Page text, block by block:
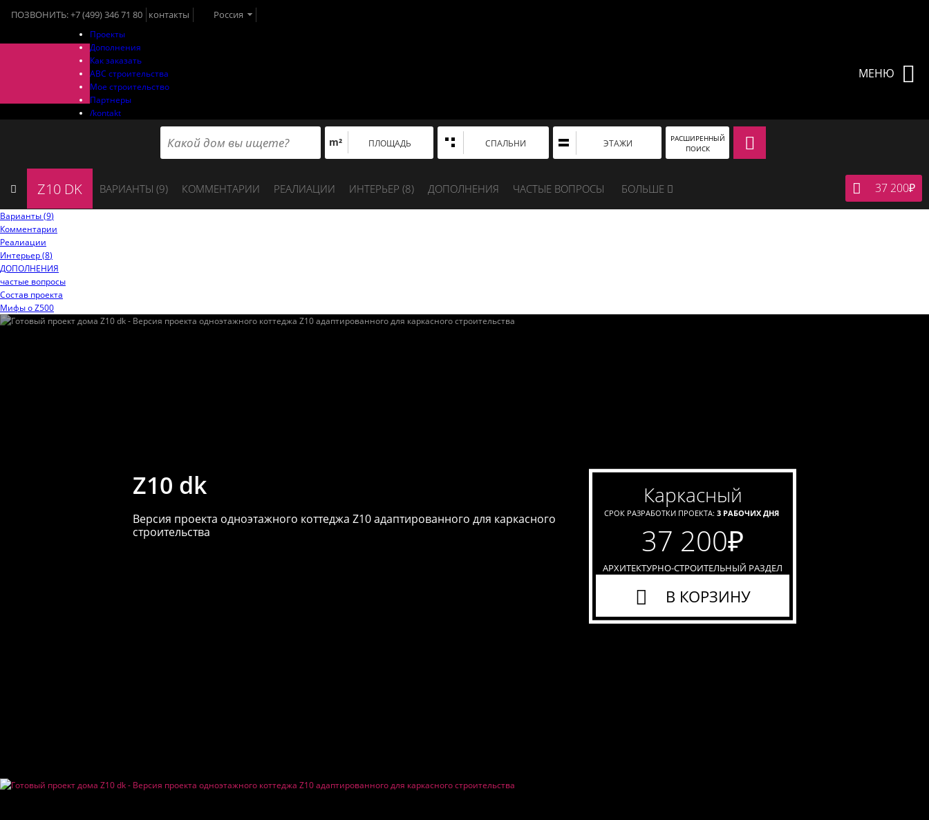
ПОЗВОНИТЬ:+7 (499) 346 71 80 контакты Россия
Проекты
Дополнения
Как заказать
ABC строительства
Мое строительство
Партнеры
/kontakt
МЕНЮ
m² ПЛОЩАДЬ СПАЛЬНИ ЭТАЖИ
РАСШИРЕННЫЙ
ПОИСК
Z10 DK ВАРИАНТЫ (9) КОММЕНТАРИИ РЕАЛИАЦИИ ИНТЕРЬЕР (8) ДОПОЛНЕНИЯ ЧАСТЫЕ ВОПРОСЫ БОЛЬШЕ 37 200₽
Варианты (9)
Комментарии
Реалиации
Интерьер (8)
ДОПОЛНЕНИЯ
частые вопросы
Состав проекта
Мифы o Z500
Z10 dk
Версия проекта одноэтажного коттеджа Z10 адаптированного для каркасного
строительства
каркасный
СРОК РАЗРАБОТКИ ПРОЕКТА: 3 РАБОЧИХ ДНЯ
37 200₽
АРХИТЕКТУРНО-СТРОИТЕЛЬНЫЙ РАЗДЕЛ
В КОРЗИНУ